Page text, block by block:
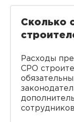
Сколько
Расходы
СРО